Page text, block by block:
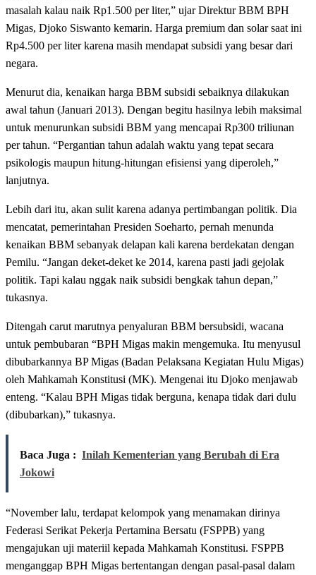
masalah kalau naik Rp1.500 per liter,” ujar Direktur BBM BPH
Migas, Djoko Siswanto kemarin. Harga premium dan solar saat ini
Rp4.500 per liter karena masih mendapat subsidi yang besar dari
negara.
Menurut dia, kenaikan harga BBM subsidi sebaiknya dilakukan
awal tahun (Januari 2013). Dengan begitu hasilnya lebih maksimal
untuk menurunkan subsidi BBM yang mencapai Rp300 triliunan
per tahun. “Pergantian tahun adalah waktu yang tepat secara
psikologis maupun hitung-hitungan efisiensi yang diperoleh,”
lanjutnya.
Lebih dari itu, akan sulit karena adanya pertimbangan politik. Dia
mencatat, pemerintahan Presiden Soeharto, pernah menunda
kenaikan BBM sebanyak delapan kali karena berdekatan dengan
Pemilu. “Jangan deket-deket ke 2014, karena pasti jadi gejolak
politik. Tapi kalau nggak naik subsidi bengkak tahun depan,”
tukasnya.
Ditengah carut marutnya penyaluran BBM bersubsidi, wacana
untuk pembubaran “BPH Migas makin mengemuka. Itu menyusul
dibubarkannya BP Migas (Badan Pelaksana Kegiatan Hulu Migas)
oleh Mahkamah Konstitusi (MK). Mengenai itu Djoko menjawab
enteng. “Kalau BPH Migas tidak berguna, kenapa tidak dari dulu
(dibubarkan),” tukasnya.
Baca Juga : Inilah Kementerian yang Berubah di Era
Jokowi
“November lalu, terdapat kelompok yang menamakan dirinya
Federasi Serikat Pekerja Pertamina Bersatu (FSPPB) yang
mengajukan uji materiil kepada Mahkamah Konstitusi. FSPPB
menganggap BPH Migas bertentangan dengan pasal-pasal dalam